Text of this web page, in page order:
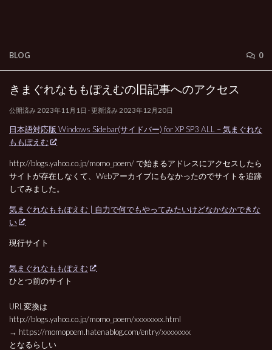
BLOG 0
きまぐれなももぽえむの旧記事へのアクセス
公開済み 2023年11月1日 · 更新済み 2023年12月20日
日本語対応版 Windows Sidebar(サイドバー) for XP SP3 ALL – 気まぐれな
ももぽえむ
http://blogs.yahoo.co.jp/momo_poem/ で始まるアドレスにアクセスしたら
サイトが存在しなくて、Webアーカイブにもなかったのでサイトを追跡
してみました。
気まぐれなももぽえむ | 自力で何でもやってみたいけどなかなかできな
い
現行サイト
気まぐれなももぽえむ
ひとつ前のサイト
URL変換は
http://blogs.yahoo.co.jp/momo_poem/xxxxxxxx.html
→ https://momopoem.hatenablog.com/entry/xxxxxxxx
となるらしい